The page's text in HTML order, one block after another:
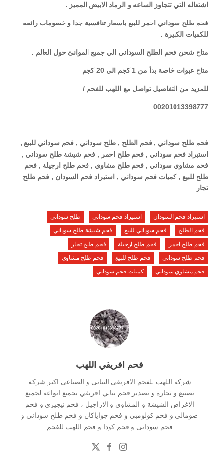
اشتعاله التي تتجاوز الساعه و الرماد الابيض المميز .
فحم طلح سوداني احمر للبيع باسعار تنافسية جدا و خصومات رائعه
للكميات الكبيرة .
متاح شحن فحم الطلح السوداني الي جميع الموانئ حول العالم .
متاح عبوات خاصة بدأ من 1 كجم الي 20 كجم
للمزيد من التفاصيل تواصل مع اللهب للفحم /
00201013398777
فحم طلح سوداني , فحم الطلح , طلح سوداني , فحم سوداني للبيع ,
استيراد فحم سوداني , فحم طلح احمر , فحم شيشة طلح سوداني ,
فحم مشاوي سوداني , فحم طلح مشاوي , فحم طلح ارجيلة , فحم
طلح للبيع , كميات فحم سوداني , استيراد فحم السودان , فحم طلح
تجار
استيراد فحم السودان استيراد فحم سوداني
طلح سوداني
فحم الطلح
فحم سوداني للبيع
فحم شيشة طلح سوداني
فحم طلح احمر
فحم طلح ارجيلة
فحم طلح تجار
فحم طلح سوداني
فحم طلح للبيع
فحم طلح مشاوي
فحم مشاوي سوداني
كميات فحم سوداني
فحم افريقي اللهب
شركة اللهب للفحم الافريقي النباتي و الصناعي اكبر شركة
تصنيع و تجارة و تصدير فحم نباتي افريقي بجميع انواعه لجميع
الاغراض الشيشة و المشاوي و الاراجيل ، فحم نيجيري و فحم
صومالي و فحم كولومبي و فحم جواياكان و فحم طلح سوداني و
فحم سوداني و فحم كودا و فحم اللهب للفحم